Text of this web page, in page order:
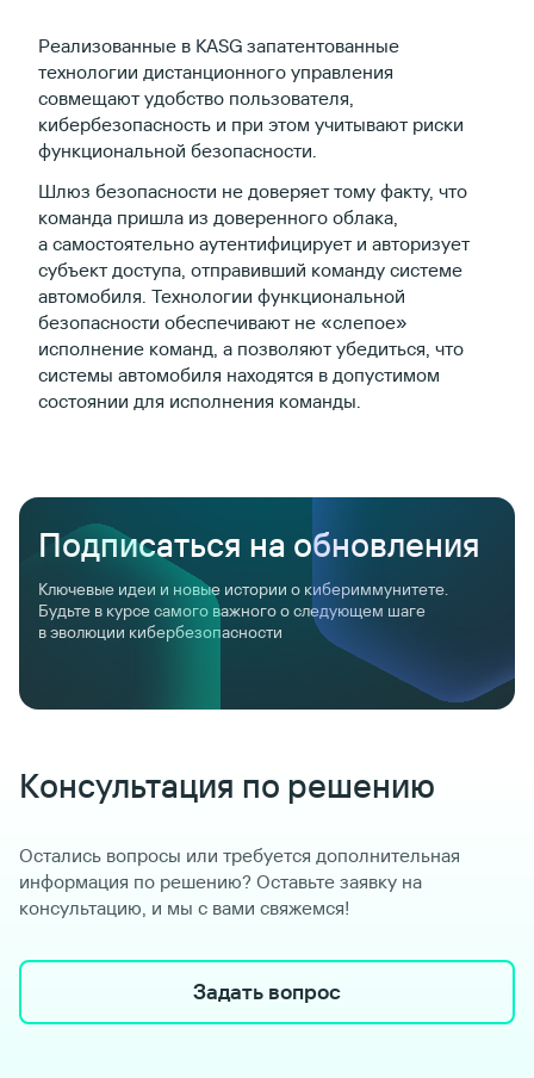
Реализованные в KASG запатентованные
технологии дистанционного управления
совмещают удобство пользователя,
кибербезопасность и при этом учитывают риски
функциональной безопасности.
Шлюз безопасности не доверяет тому факту, что
команда пришла из доверенного облака,
а самостоятельно аутентифицирует и авторизует
субъект доступа, отправивший команду системе
автомобиля. Технологии функциональной
безопасности обеспечивают не «слепое»
исполнение команд, а позволяют убедиться, что
системы автомобиля находятся в допустимом
состоянии для исполнения команды.
Подписаться на обновления
Консультация по решению
Остались вопросы или требуется дополнительная
информация по решению? Оставьте заявку на
консультацию, и мы с вами свяжемся!
Задать вопрос